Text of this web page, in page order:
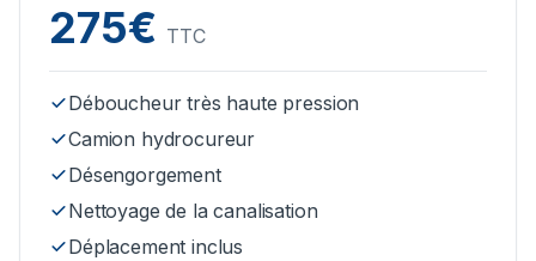
275€ TTC
Déboucheur très haute pression
Camion hydrocureur
Désengorgement
Nettoyage de la canalisation
Déplacement inclus